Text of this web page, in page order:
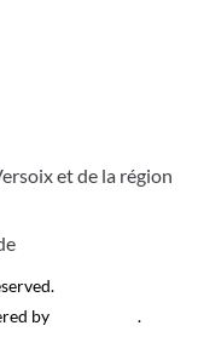
et de la région
by .